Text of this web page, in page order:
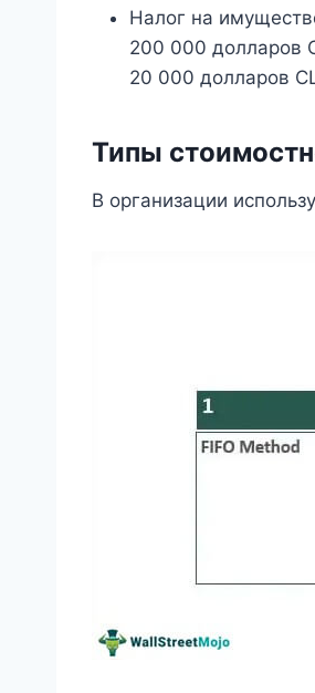
Налог на
200 000 долларов
20 000 долларов
Типы
В организации